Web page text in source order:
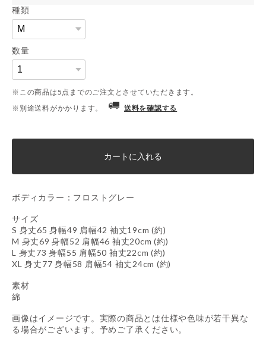
種類
数量
※この商品は5点までのご注文とさせていただきます。
※別途送料がかかります。
送料を確認する
カートに入れる
ボディカラー：フロストグレー
サイズ
S 身丈65 身幅49 肩幅42 袖丈19cm (約)
M 身丈69 身幅52 肩幅46 袖丈20cm (約)
L 身丈73 身幅55 肩幅50 袖丈22cm (約)
XL 身丈77 身幅58 肩幅54 袖丈24cm (約)
素材
綿
画像はイメージです。実際の商品とは仕様や色味が若干異な
る場合がございます。予めご了承ください。